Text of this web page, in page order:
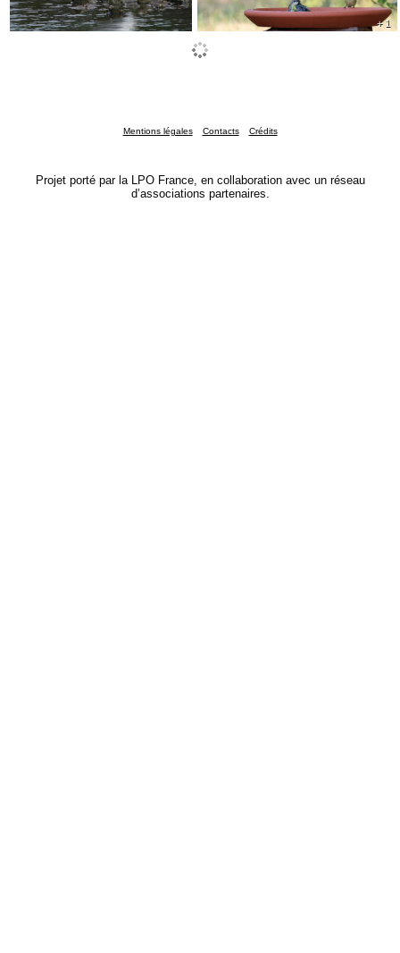
+ 1
Mentions légales Contacts Crédits
Projet porté par la LPO France, en collaboration avec un réseau
d’associations partenaires.